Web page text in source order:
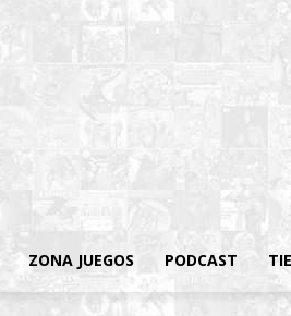
ZONA JUEGOS PODCAST